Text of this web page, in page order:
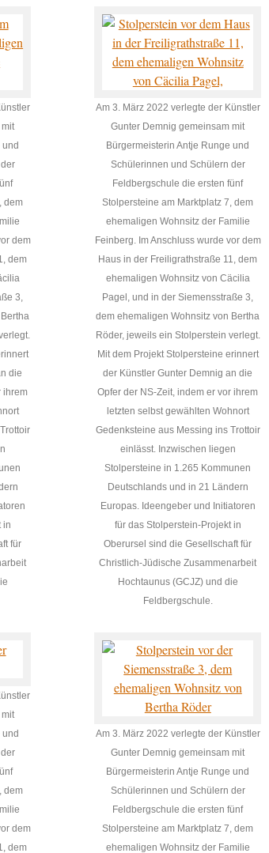
dem
dem
dem
3,
die
ihrem
in
für
Am 3. März 2022 verlegte der Künstler
Gunter Demnig gemeinsam mit
Bürgermeisterin Antje Runge und
Schülerinnen und Schülern der
Feldbergschule die ersten fünf
Stolpersteine am Marktplatz 7, dem
ehemaligen Wohnsitz der Familie
Feinberg. Im Anschluss wurde vor dem
Haus in der Freiligrathstraße 11, dem
ehemaligen Wohnsitz von Cäcilia
Pagel, und in der Siemensstraße 3,
dem ehemaligen Wohnsitz von Bertha
Röder, jeweils ein Stolperstein verlegt.
Mit dem Projekt Stolpersteine erinnert
der Künstler Gunter Demnig an die
Opfer der NS-Zeit, indem er vor ihrem
letzten selbst gewählten Wohnort
Gedenksteine aus Messing ins Trottoir
einlässt. Inzwischen liegen
Stolpersteine in 1.265 Kommunen
Deutschlands und in 21 Ländern
Europas. Ideengeber und Initiatoren
für das Stolperstein-Projekt in
Oberursel sind die Gesellschaft für
Christlich-Jüdische Zusammenarbeit
Hochtaunus (GCJZ) und die
Feldbergschule.
dem
dem
dem
Am 3. März 2022 verlegte der Künstler
Gunter Demnig gemeinsam mit
Bürgermeisterin Antje Runge und
Schülerinnen und Schülern der
Feldbergschule die ersten fünf
Stolpersteine am Marktplatz 7, dem
ehemaligen Wohnsitz der Familie